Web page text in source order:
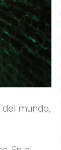
mundo,